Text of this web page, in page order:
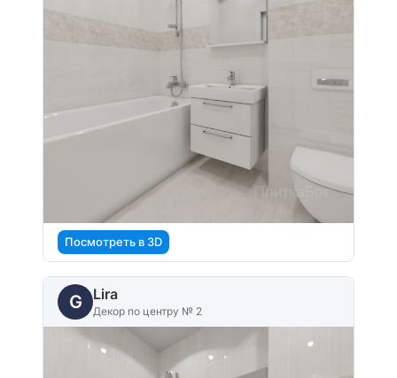
Посмотреть в 3D
G Lira
Декор по центру № 2